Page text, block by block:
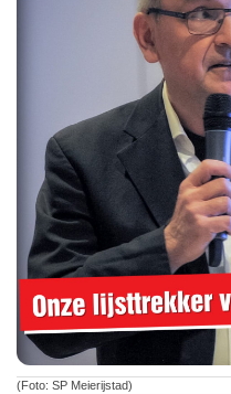
(Foto: SP Meierijstad)